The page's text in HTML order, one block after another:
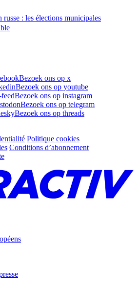
: les élections municipales
Bezoek ons op x
Bezoek ons op youtube
Bezoek ons op instagram
Bezoek ons op telegram
Bezoek ons op threads
Politique cookies
Conditions d’abonnement